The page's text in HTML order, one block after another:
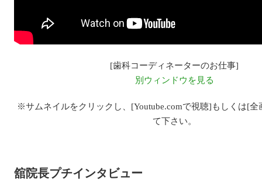
[歯科コーディネーターのお仕事]
別ウィンドウを見る
※サムネイルをクリックし、[Youtube.comで視聴]もしくは[全
て下さい。
舘院長プチインタビュー